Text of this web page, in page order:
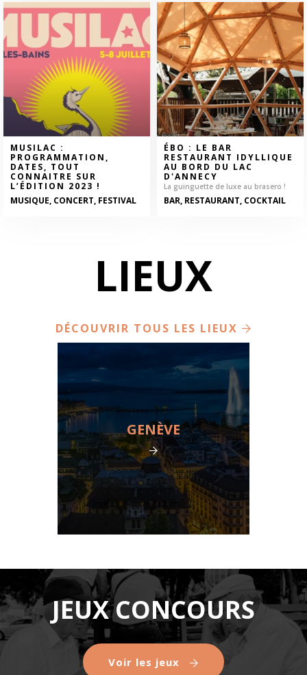
MUSILAC :
PROGRAMMATION,
DATES, TOUT
CONNAITRE SUR
L’ÉDITION 2023 !
MUSIQUE, CONCERT, FESTIVAL
ÉBO : LE BAR
RESTAURANT IDYLLIQUE
AU BORD DU LAC
D'ANNECY
La guinguette de luxe au brasero !
BAR, RESTAURANT, COCKTAIL
LIEUX
DÉCOUVRIR TOUS LES LIEUX
GENÈVE
JEUX CONCOURS
Voir les jeux